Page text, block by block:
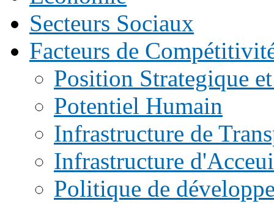
Secteurs Sociaux
Facteurs de
Position Strategique
Potentiel Humain
Infrastructure de
Infrastructure
Politique de